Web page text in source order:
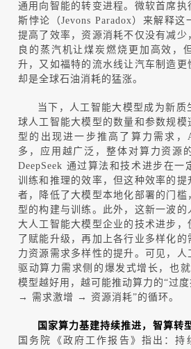
通用向智能的转变进程。微软首席执
斯悖论（Jevons Paradox）来解释这
提高了效率，资源消耗不仅没有减少
良的蒸汽机让煤炭燃烧更加高效，
升，又如福特的流水线让汽车制造更
却是全球石油消耗的猛涨。
当下，人工智能大模型成为新质
球人工智能大模型的数量和参数规模
型的出现进一步推高了算力需求，
多，应用越广泛，整体对算力资源
DeepSeek 通过算法和技术进步在一
训练和推理的效率，但这种效率的提
者，降低了大模型本地化部署的门槛
型的构建与训练。此外，这新一波
大人工智能大模型企业的技术进步，
了赋能升级，再加上各行业多样化
力资源需求多样性的提升。可见，
驱动算力需求侧的爆发式增长，也就
模型越好用，越可能推动算力的“过
→ 需求激增 → 资源消耗”的循环。
国家算力基建持续推进， 智算转
国务院《政府工作报告》指出：持